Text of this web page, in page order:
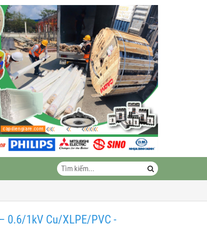
0.6/1kV Cu/XLPE/PVC -